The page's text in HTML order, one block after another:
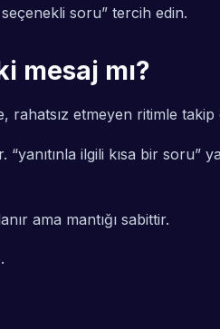
soru” tercih edin.
mesaj mı?
rahatsız etmeyen ritimle
ilgili kısa bir soru”
ama mantığı sabittir.